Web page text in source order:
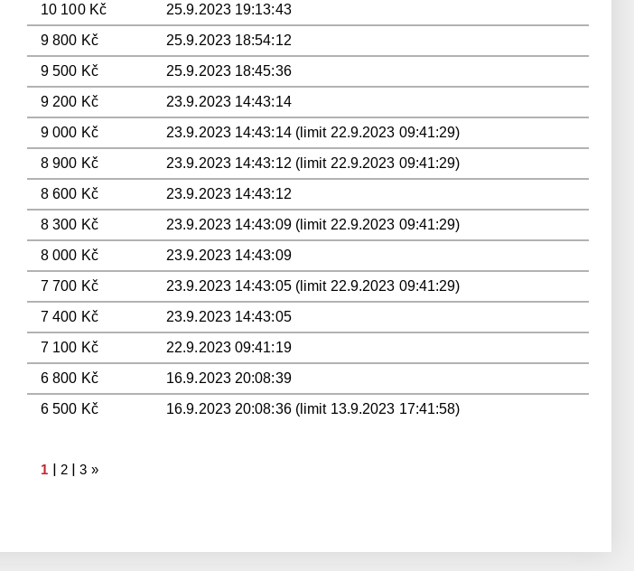
10 100 Kč
25.9.2023 19:13:43
9 800 Kč
25.9.2023 18:54:12
9 500 Kč
25.9.2023 18:45:36
9 200 Kč
23.9.2023 14:43:14
9 000 Kč
23.9.2023 14:43:14 (limit 22.9.2023 09:41:29)
8 900 Kč
23.9.2023 14:43:12 (limit 22.9.2023 09:41:29)
8 600 Kč
23.9.2023 14:43:12
8 300 Kč
23.9.2023 14:43:09 (limit 22.9.2023 09:41:29)
8 000 Kč
23.9.2023 14:43:09
7 700 Kč
23.9.2023 14:43:05 (limit 22.9.2023 09:41:29)
7 400 Kč
23.9.2023 14:43:05
7 100 Kč
22.9.2023 09:41:19
6 800 Kč
16.9.2023 20:08:39
6 500 Kč
16.9.2023 20:08:36 (limit 13.9.2023 17:41:58)
1 | 2 |3 »